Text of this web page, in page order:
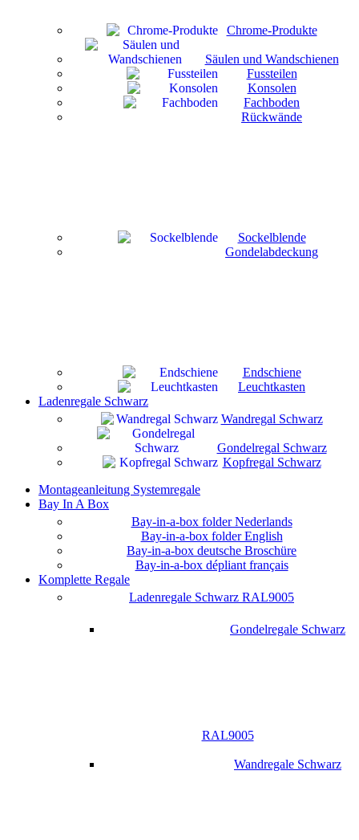
Chrome-Produkte
Säulen und Wandschienen
Fussteilen
Konsolen
Fachboden
Rückwände
Sockelblende
Gondelabdeckung
Endschiene
Leuchtkasten
Ladenregale Schwarz
Wandregal Schwarz
Gondelregal Schwarz
Kopfregal Schwarz
Montageanleitung Systemregale
Bay In A Box
Bay-in-a-box folder Nederlands
Bay-in-a-box folder English
Bay-in-a-box deutsche Broschüre
Bay-in-a-box dépliant français
Komplette Regale
Ladenregale Schwarz RAL9005
Gondelregale Schwarz
RAL9005
Wandregale Schwarz